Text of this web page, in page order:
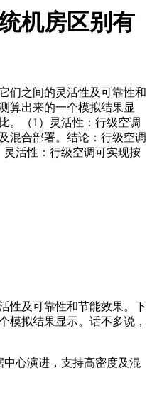
机房区别有
们之间的灵活性及可靠性和
算出来的一个模拟结果显
。（1）灵活性：行级空调
混合部署。结论：行级空调
活性：行级空调可实现按
性及可靠性和节能效果。下
模拟结果显示。话不多说，
中心演进，支持高密度及混